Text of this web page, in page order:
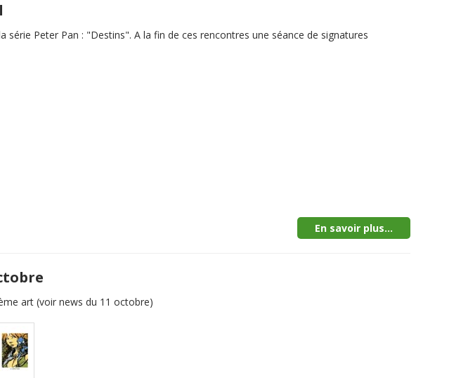
Peter Pan : "Destins". A la fin de ces rencontres une séance de signatures
En savoir plus...
art (voir news du 11 octobre)